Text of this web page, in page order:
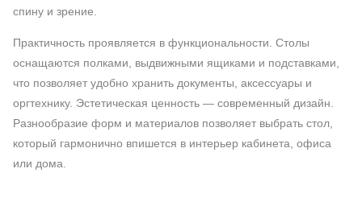
спину и зрение.
Практичность проявляется в функциональности. Столы
оснащаются полками, выдвижными ящиками и подставками,
что позволяет удобно хранить документы, аксессуары и
оргтехнику. Эстетическая ценность — современный дизайн.
Разнообразие форм и материалов позволяет выбрать стол,
который гармонично впишется в интерьер кабинета, офиса
или дома.